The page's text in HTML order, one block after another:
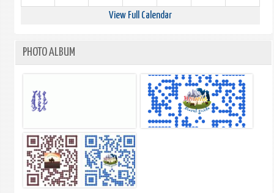
View Full Calendar
PHOTO ALBUM